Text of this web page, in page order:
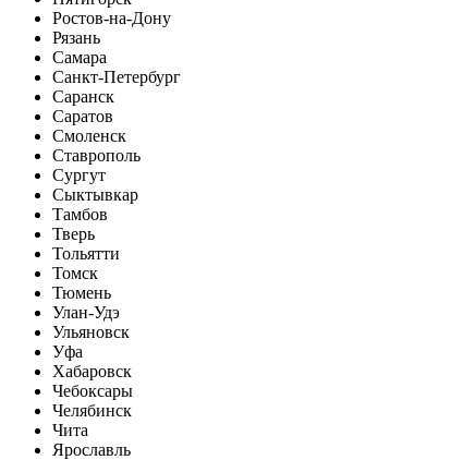
Ростов-на-Дону
Рязань
Самара
Санкт-Петербург
Саранск
Саратов
Смоленск
Ставрополь
Сургут
Сыктывкар
Тамбов
Тверь
Тольятти
Томск
Тюмень
Улан-Удэ
Ульяновск
Уфа
Хабаровск
Чебоксары
Челябинск
Чита
Ярославль